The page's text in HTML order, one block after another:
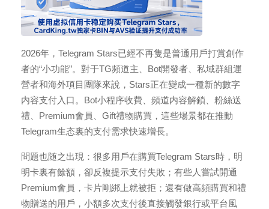
2026年，Telegram Stars已經不再隻是普通用戶打賞創作
者的“小功能”。對于TG頻道主、Bot開發者、私域群組運
營者和海外項目團隊來說，Stars正在變成一種新的數字
内容支付入口。Bot小程序收費、頻道内容解鎖、粉絲送
禮、Premium會員、Gift禮物購買，這些場景都在推動
Telegram生态裏的支付需求快速增長。
問題也随之出現：很多用戶在購買Telegram Stars時，明
明卡裏有餘額，卻反複提示支付失敗；有些人嘗試開通
Premium會員，卡片剛綁上就被拒；還有做高頻購買和禮
物贈送的用戶，小額多次支付後直接觸發銀行或平台風